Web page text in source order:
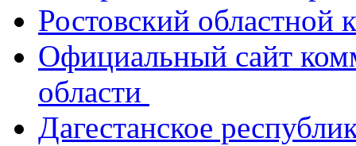
Ростовский
Официальный сайт
области
Дагестанское